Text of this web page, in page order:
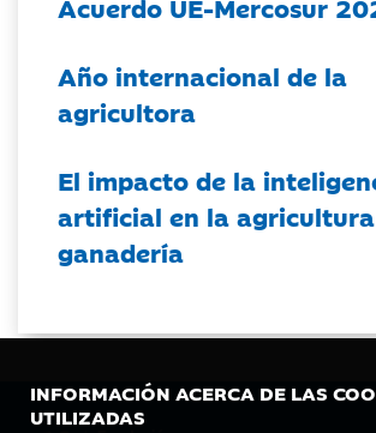
INFORMACIÓN ACERCA DE LAS
UTILIZADAS
Acuerdo UE-Mercosur
Año internacional de la
agricultora
El impacto de la
artificial en la
ganadería